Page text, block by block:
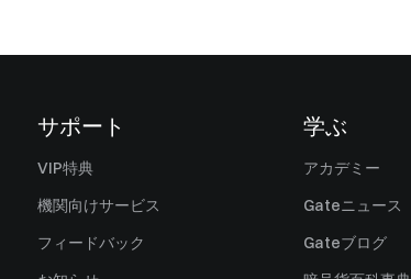
サポート
VIP特典
機関向けサービス
フィードバック
学ぶ
アカデミー
Gateニュース
Gateブログ